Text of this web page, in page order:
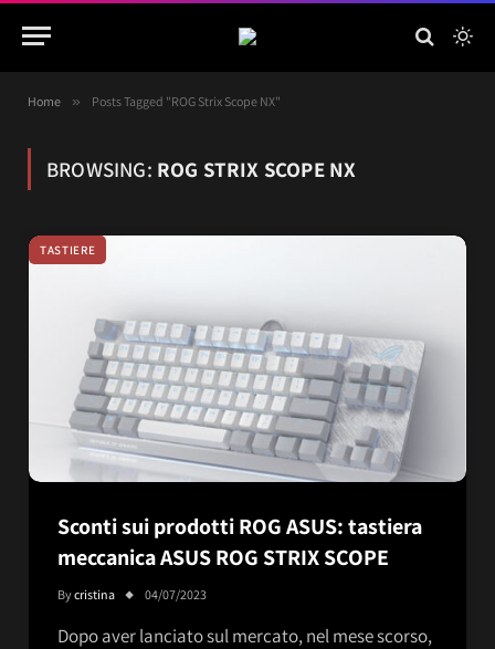
Home » Posts Tagged "ROG Strix Scope NX"
BROWSING: ROG STRIX SCOPE NX
TASTIERE
Sconti sui prodotti ROG ASUS: tastiera
meccanica ASUS ROG STRIX SCOPE
Bycristina 04/07/2023
Dopo aver lanciato sul mercato, nel mese scorso,